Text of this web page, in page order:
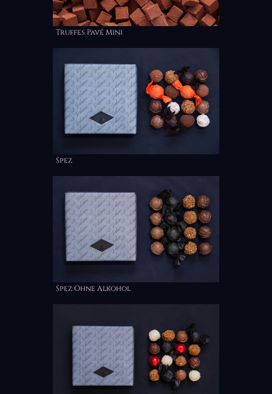
Truffes Pavé Mini
Spez
Spez Ohne Alkohol